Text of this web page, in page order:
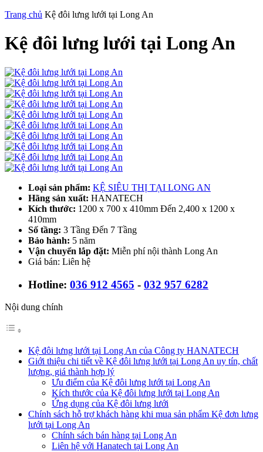
Trang chủ Kệ đôi lưng lưới tại Long An
Kệ đôi lưng lưới tại Long An
Loại sản phẩm: KỆ SIÊU THỊ TẠI LONG AN
Hãng sản xuất: HANATECH
Kích thước: 1200 x 700 x 410mm Đến 2,400 x 1200 x
410mm
Số tầng: 3 Tầng Đến 7 Tầng
Bảo hành: 5 năm
Vận chuyển lắp đặt: Miễn phí nội thành Long An
Giá bán: Liên hệ
Hotline: 036 912 4565 - 032 957 6282
Nội dung chính
Kệ đôi lưng lưới tại Long An của Công ty HANATECH
Giới thiệu chi tiết về Kệ đôi lưng lưới tại Long An uy tín, chất
lượng, giá thành hợp lý
Ưu điểm của Kệ đôi lưng lưới tại Long An
Kích thước của Kệ đôi lưng lưới tại Long An
Ứng dụng của Kệ đôi lưng lưới
Chính sách hỗ trợ khách hàng khi mua sản phẩm Kệ đơn lưng
lưới tại Long An
Chính sách bán hàng tại Long An
Liên hệ với Hanatech tại Long An